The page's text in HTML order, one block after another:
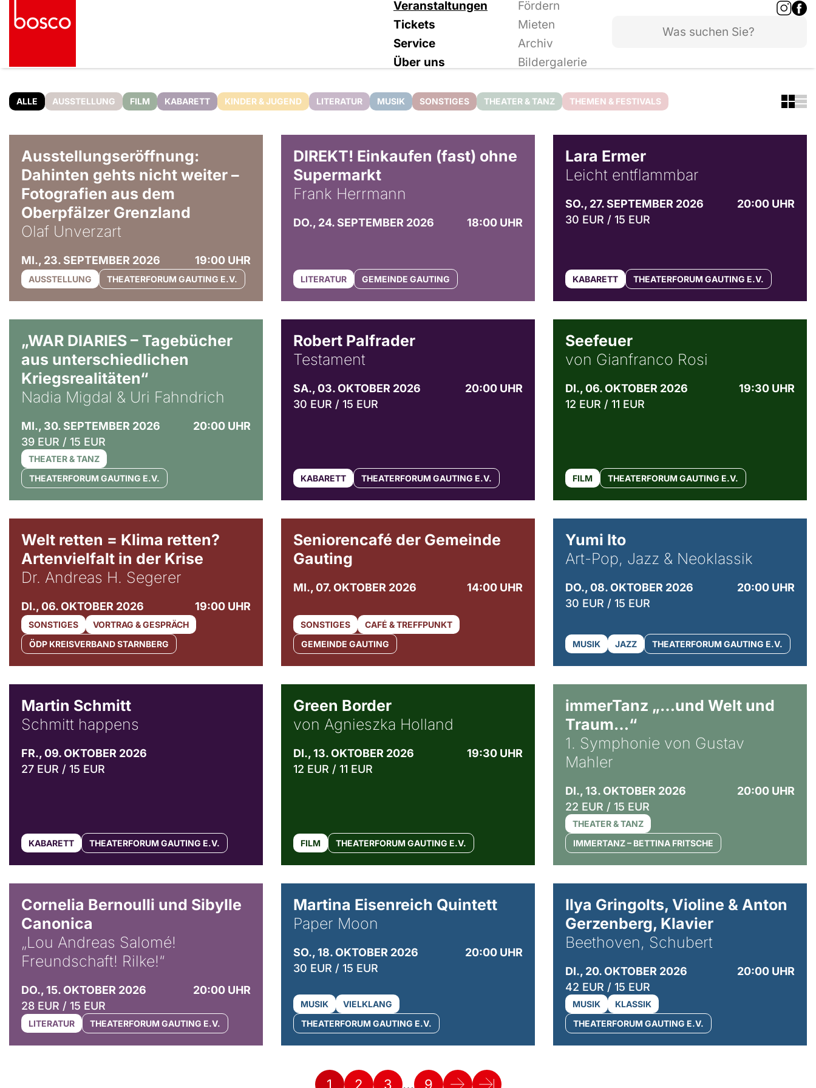
Veranstaltungen
Fördern
Tickets
Mieten
Service
Archiv
Über uns
Bildergalerie
ALLE AUSSTELLUNG FILM KABARETT KINDER & JUGEND LITERATUR MUSIK SONSTIGES THEATER & TANZ THEMEN & FESTIVALS
Ausstellungseröffnung:
Dahinten gehts nicht weiter –
Fotografien aus dem
Oberpfälzer Grenzland
Olaf Unverzart
MI., 23. SEPTEMBER 2026 19:00 UHR
AUSSTELLUNG THEATERFORUM GAUTING E.V.
DIREKT! Einkaufen (fast) ohne
Supermarkt
Frank Herrmann
DO., 24. SEPTEMBER 2026 18:00 UHR
LITERATUR GEMEINDE GAUTING
Lara Ermer
Leicht entflammbar
SO., 27. SEPTEMBER 2026
20:00 UHR
30 EUR / 15 EUR
KABARETT THEATERFORUM GAUTING E.V.
„WAR DIARIES – Tagebücher
aus unterschiedlichen
Kriegsrealitäten“
Nadia Migdal & Uri Fahndrich
MI., 30. SEPTEMBER 2026
20:00 UHR
39 EUR / 15 EUR
THEATER & TANZ
THEATERFORUM GAUTING E.V.
Robert Palfrader
Testament
SA., 03. OKTOBER 2026
20:00 UHR
30 EUR / 15 EUR
KABARETT THEATERFORUM GAUTING E.V.
Seefeuer
von Gianfranco Rosi
DI., 06. OKTOBER 2026
19:30 UHR
12 EUR / 11 EUR
FILM THEATERFORUM GAUTING E.V.
Welt retten = Klima retten?
Artenvielfalt in der Krise
Dr. Andreas H. Segerer
DI., 06. OKTOBER 2026 19:00 UHR
SONSTIGES
VORTRAG & GESPRÄCH
ÖDP KREISVERBAND STARNBERG
Seniorencafé der Gemeinde
Gauting
MI., 07. OKTOBER 2026 14:00 UHR
SONSTIGES
CAFÉ & TREFFPUNKT
GEMEINDE GAUTING
Yumi Ito
Art-Pop, Jazz & Neoklassik
DO., 08. OKTOBER 2026
20:00 UHR
30 EUR / 15 EUR
MUSIK JAZZ THEATERFORUM GAUTING E.V.
Martin Schmitt
Schmitt happens
FR., 09. OKTOBER 2026
27 EUR / 15 EUR
KABARETT THEATERFORUM GAUTING E.V.
Green Border
von Agnieszka Holland
DI., 13. OKTOBER 2026
19:30 UHR
12 EUR / 11 EUR
FILM THEATERFORUM GAUTING E.V.
immerTanz „…und Welt und
Traum…“
1. Symphonie von Gustav
Mahler
DI., 13. OKTOBER 2026
20:00 UHR
22 EUR / 15 EUR
THEATER & TANZ
IMMERTANZ – BETTINA FRITSCHE
Cornelia Bernoulli und Sibylle
Canonica
„Lou Andreas Salomé!
Freundschaft! Rilke!“
DO., 15. OKTOBER 2026
20:00 UHR
28 EUR / 15 EUR
LITERATUR THEATERFORUM GAUTING E.V.
Martina Eisenreich Quintett
Paper Moon
SO., 18. OKTOBER 2026
20:00 UHR
30 EUR / 15 EUR
MUSIK
VIELKLANG
THEATERFORUM GAUTING E.V.
Ilya Gringolts, Violine & Anton
Gerzenberg, Klavier
Beethoven, Schubert
DI., 20. OKTOBER 2026
20:00 UHR
42 EUR / 15 EUR
MUSIK
KLASSIK
THEATERFORUM GAUTING E.V.
1 2 3 … 9